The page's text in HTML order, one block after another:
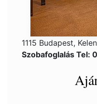
1115 Budapest,
Szobafoglalás Tel: